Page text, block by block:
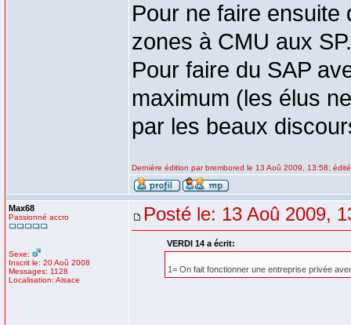
Pour ne faire
zones à CMU aux SP.
Pour faire du SAP
maximum (les élus
par les beaux
Dernière édition par brembored le 13 Aoû 2009, 13:58;
Max68
Passionné accro
Sexe:
Inscrit le: 20 Aoû 2008
Messages: 1128
Localisation: Alsace
Posté le: 13 Aoû 2009,
VERDI 14 a écrit:
1= On fait fonctionner une entreprise privée